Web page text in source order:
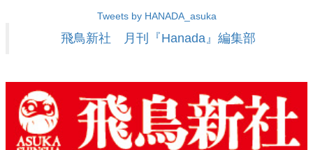
Tweets by HANADA_asuka
飛鳥新社 月刊『Hanada』編集部